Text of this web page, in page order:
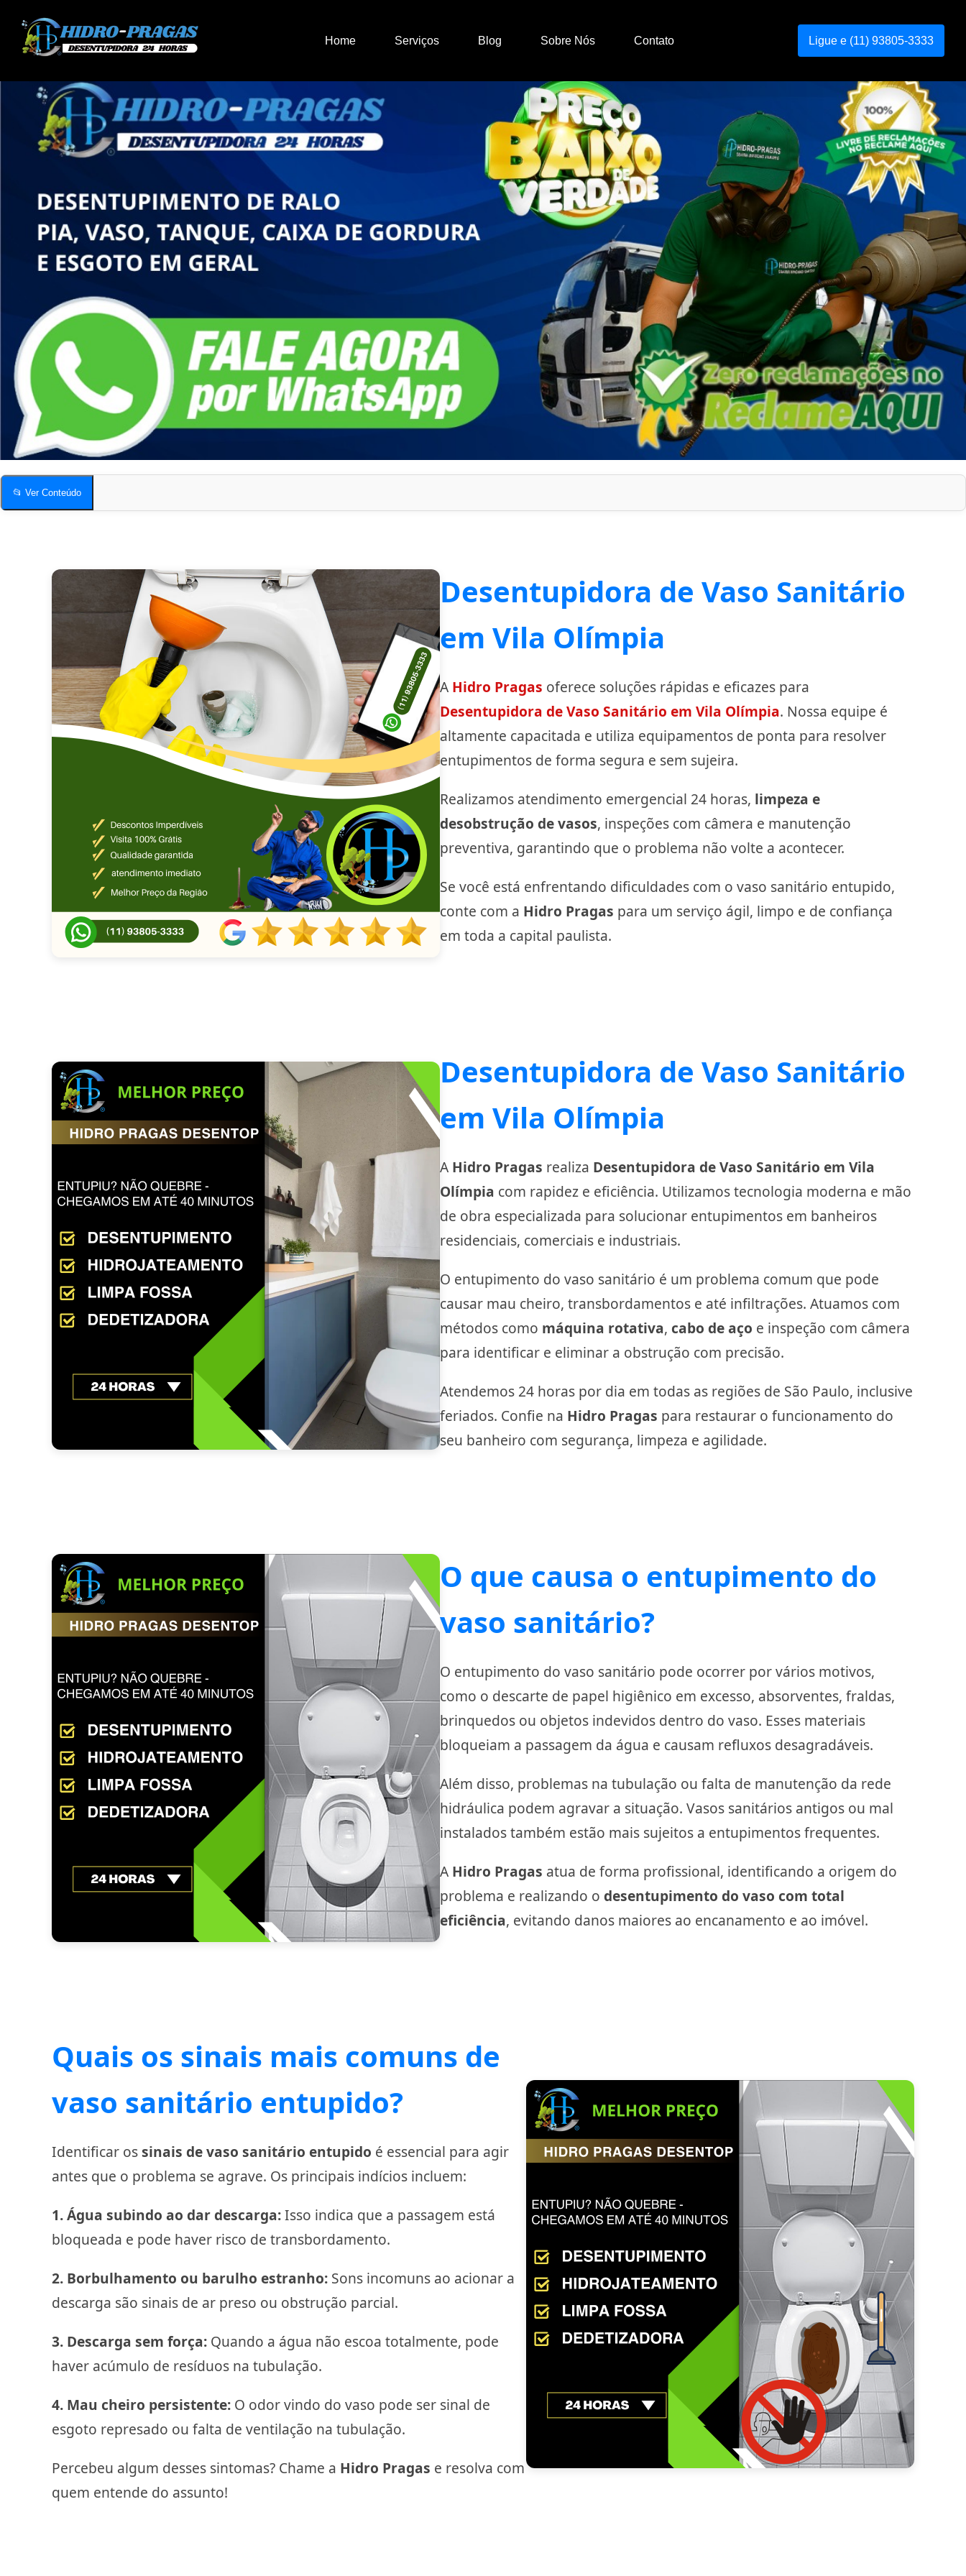
Home Serviços Blog Sobre Nós Contato Ligue e (11) 93805-3333
📂 Ver Conteúdo
Compartilhe esta página!
Desentupidora de Vaso Sanitário em Vila Olímpia
Quais os sinais mais comuns de vaso sanitário entupido?
Desentupidora de Vaso Sanitário
em Vila Olímpia
A Hidro Pragas oferece soluções rápidas e eficazes para
Desentupidora de Vaso Sanitário em Vila Olímpia. Nossa equipe é
altamente capacitada e utiliza equipamentos de ponta para resolver
entupimentos de forma segura e sem sujeira.
Realizamos atendimento emergencial 24 horas, limpeza e
desobstrução de vasos, inspeções com câmera e manutenção
preventiva, garantindo que o problema não volte a acontecer.
Se você está enfrentando dificuldades com o vaso sanitário entupido,
conte com a Hidro Pragas para um serviço ágil, limpo e de confiança
em toda a capital paulista.
Desentupidora de Vaso Sanitário
em Vila Olímpia
A Hidro Pragas realiza Desentupidora de Vaso Sanitário em Vila
Olímpia com rapidez e eficiência. Utilizamos tecnologia moderna e mão
de obra especializada para solucionar entupimentos em banheiros
residenciais, comerciais e industriais.
O entupimento do vaso sanitário é um problema comum que pode
causar mau cheiro, transbordamentos e até infiltrações. Atuamos com
métodos como máquina rotativa, cabo de aço e inspeção com câmera
para identificar e eliminar a obstrução com precisão.
Atendemos 24 horas por dia em todas as regiões de São Paulo, inclusive
feriados. Confie na Hidro Pragas para restaurar o funcionamento do
seu banheiro com segurança, limpeza e agilidade.
O que causa o entupimento do
vaso sanitário?
O entupimento do vaso sanitário pode ocorrer por vários motivos,
como o descarte de papel higiênico em excesso, absorventes, fraldas,
brinquedos ou objetos indevidos dentro do vaso. Esses materiais
bloqueiam a passagem da água e causam refluxos desagradáveis.
Além disso, problemas na tubulação ou falta de manutenção da rede
hidráulica podem agravar a situação. Vasos sanitários antigos ou mal
instalados também estão mais sujeitos a entupimentos frequentes.
A Hidro Pragas atua de forma profissional, identificando a origem do
problema e realizando o desentupimento do vaso com total
eficiência, evitando danos maiores ao encanamento e ao imóvel.
Quais os sinais mais comuns de
vaso sanitário entupido?
Identificar ossinais de vaso sanitário entupido é essencial para agir
antes que o problema se agrave. Os principais indícios incluem:
1. Água subindo ao dar descarga:Isso indica que a passagem está
bloqueada e pode haver risco de transbordamento.
2. Borbulhamento ou barulho estranho: Sons incomuns ao acionar a
descarga são sinais de ar preso ou obstrução parcial.
3. Descarga sem força: Quando a água não escoa totalmente, pode
haver acúmulo de resíduos na tubulação.
4. Mau cheiro persistente: O odor vindo do vaso pode ser sinal de
esgoto represado ou falta de ventilação na tubulação.
Percebeu algum desses sintomas? Chame a Hidro Pragas e resolva com
quem entende do assunto!